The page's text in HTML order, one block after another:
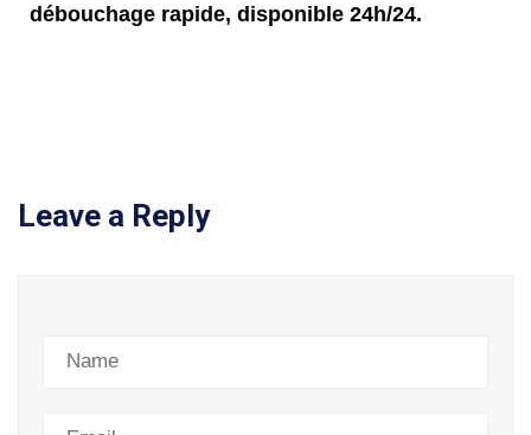
débouchage rapide, disponible 24h/24.
Leave a Reply